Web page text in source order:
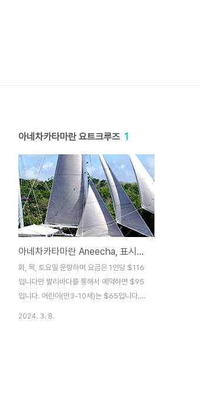
아네차카타마란 요트크루즈 1
아네차카타마란 Aneecha, 표시가 $116 할인가 $95
화, 목, 토요일 운항하며 요금은 1인당 $116
입니다만 발리바다를 통해서 예약하면 $95
입니다. 어린이(만3-10세)는 $65입니다.
2024. 3. 8.